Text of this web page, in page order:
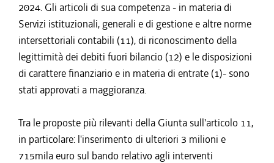
2024. Gli articoli di sua competenza - in materia di
Servizi istituzionali, generali e di gestione e altre norme
intersettoriali contabili (11), di riconoscimento della
legittimità dei debiti fuori bilancio (12) e le disposizioni
di carattere finanziario e in materia di entrate (1)- sono
stati approvati a maggioranza.
Tra le proposte più rilevanti della Giunta sull'articolo 11,
in particolare: l'inserimento di ulteriori 3 milioni e
715mila euro sul bando relativo agli interventi